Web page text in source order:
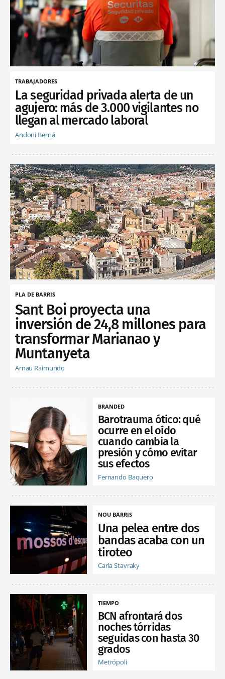
TRABAJADORES
La seguridad privada alerta de un
agujero: más de 3.000 vigilantes no
llegan al mercado laboral
Andoni Berná
PLA DE BARRIS
Sant Boi proyecta una
inversión de 24,8 millones para
transformar Marianao y
Muntanyeta
Arnau Raimundo
BRANDED
Barotrauma ótico: qué
ocurre en el oído
cuando cambia la
presión y cómo evitar
sus efectos
Fernando Baquero
NOU BARRIS
Una pelea entre dos
bandas acaba con un
tiroteo
Carla Stavraky
TIEMPO
BCN afrontará dos
noches tórridas
seguidas con hasta 30
grados
Metrópoli